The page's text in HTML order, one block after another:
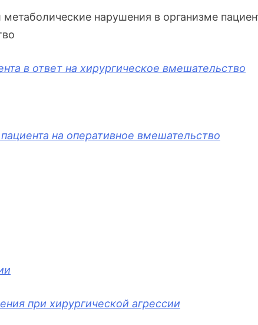
нарушения в организме
в ответ на хирургическое вмешательство
на оперативное вмешательство
при хирургической агрессии